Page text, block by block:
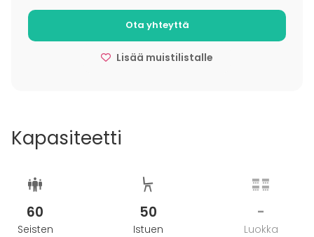
Ota yhteyttä
Lisää muistilistalle
Kapasiteetti
60
Seisten
50
Istuen
-
Luokka